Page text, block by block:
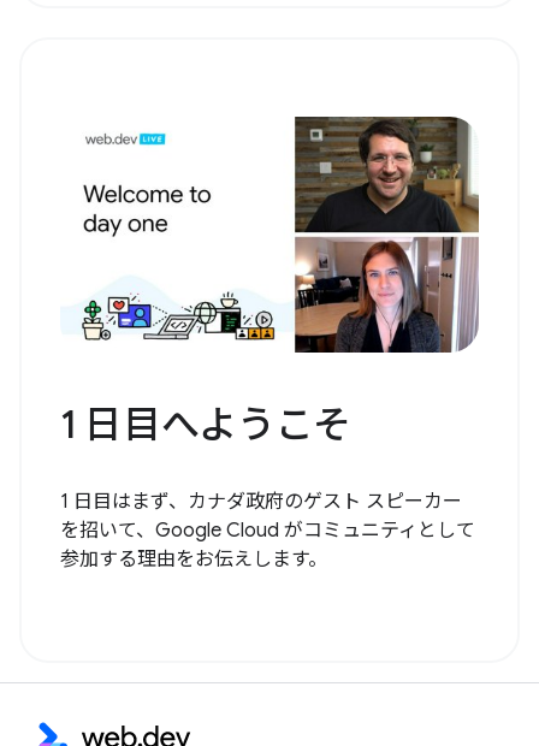
1 日目へようこそ
1 日目はまず、カナダ政府のゲスト スピーカー
を招いて、Google Cloud がコミュニティとして
参加する理由をお伝えします。